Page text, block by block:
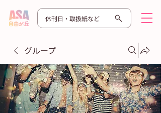
休刊日・取扱紙など
グループ